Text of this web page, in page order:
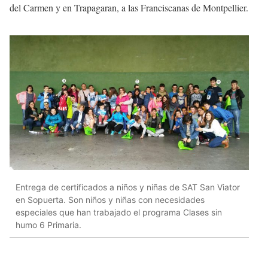
del Carmen y en Trapagaran, a las Franciscanas de Montpellier.
Entrega de certificados a niños y niñas de SAT San Viator
en Sopuerta. Son niños y niñas con necesidades
especiales que han trabajado el programa Clases sin
humo 6 Primaria.